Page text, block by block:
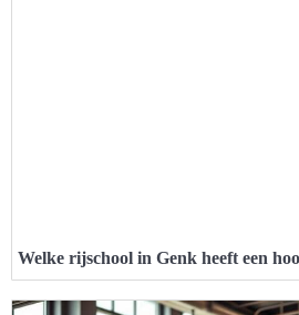
Welke rijschool in Genk heeft een